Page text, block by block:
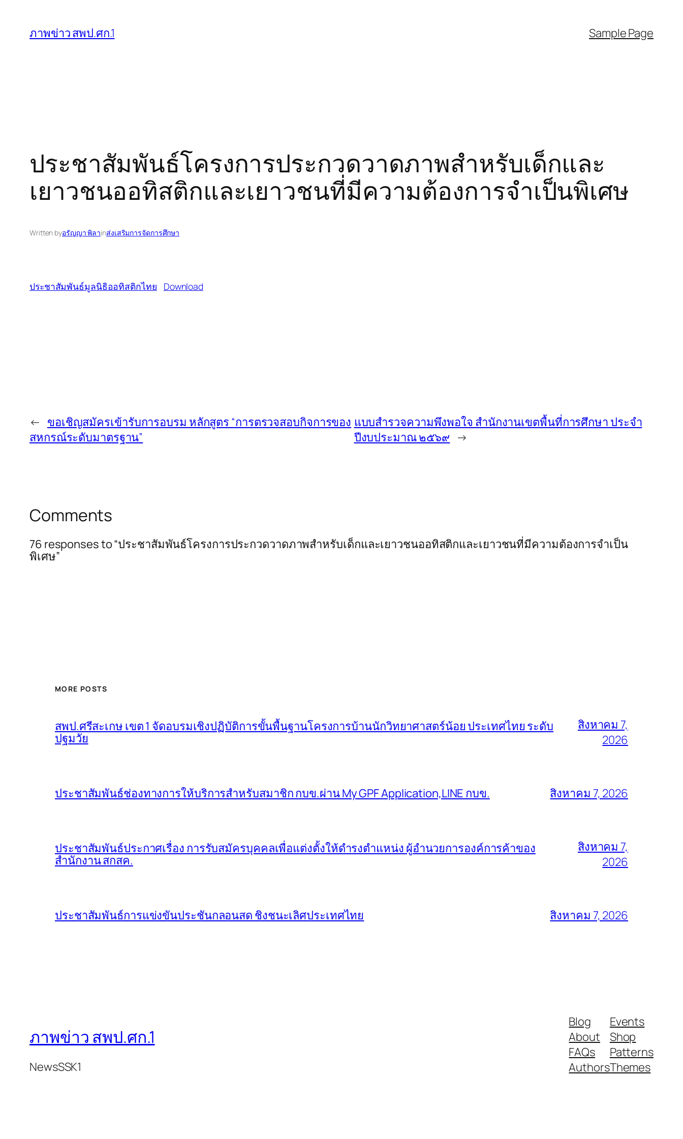
ภาพข่าว สพป.ศก.1 Sample Page
ประชาสัมพันธ์โครงการประกวดวาดภาพสำหรับเด็กและ
เยาวชนออทิสติกและเยาวชนที่มีความต้องการจำเป็นพิเศษ
Written byอรัญญา พิลาinส่งเสริมการจัดการศึกษา
ประชาสัมพันธ์มูลนิธิออทิสติกไทย Download
← ขอเชิญสมัครเข้ารับการอบรม หลักสูตร “การตรวจสอบกิจการของ
สหกรณ์ระดับมาตรฐาน”
แบบสำรวจความพึงพอใจ สำนักงานเขตพื้นที่การศึกษา ประจำ
ปีงบประมาณ ๒๕๖๙ →
Comments
76 responses to “ประชาสัมพันธ์โครงการประกวดวาดภาพสำหรับเด็กและเยาวชนออทิสติกและเยาวชนที่มีความต้องการจำเป็น
พิเศษ”
MORE POSTS
สพป.ศรีสะเกษ เขต 1 จัดอบรมเชิงปฏิบัติการขั้นพื้นฐานโครงการบ้านนักวิทยาศาสตร์น้อย ประเทศไทย ระดับ
ปฐมวัย
สิงหาคม 7,
2026
ประชาสัมพันธ์ช่องทางการให้บริการสำหรับสมาชิก กบข.ผ่าน My GPF Application,LINE กบข. สิงหาคม 7, 2026
ประชาสัมพันธ์ประกาศเรื่อง การรับสมัครบุคคลเพื่อแต่งตั้งให้ดำรงตำแหน่ง ผู้อำนวยการองค์การค้าของ
สำนักงาน สกสค.
สิงหาคม 7,
2026
ประชาสัมพันธ์การแข่งขันประชันกลอนสด ชิงชนะเลิศประเทศไทย สิงหาคม 7, 2026
ภาพข่าว สพป.ศก.1
NewsSSK1
Blog
About
FAQs
Authors
Events
Shop
Patterns
Themes